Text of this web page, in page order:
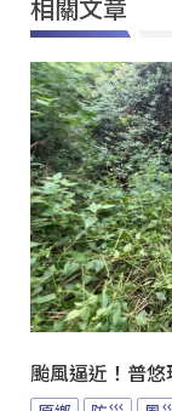
相關文章
颱風逼近！普